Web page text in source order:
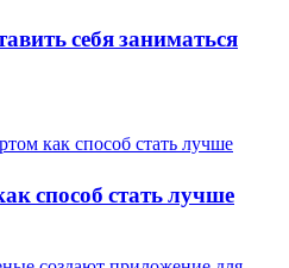
себя заниматься
способ стать лучше